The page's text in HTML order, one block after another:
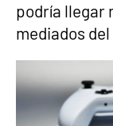
podría llegar
mediados